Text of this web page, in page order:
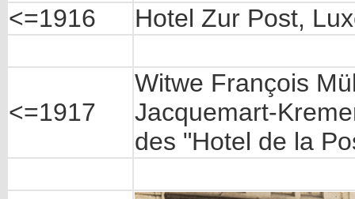
<=1916 Hotel Zur Post,
<=1917
Witwe François
Jacquemart-
des "Hotel de la